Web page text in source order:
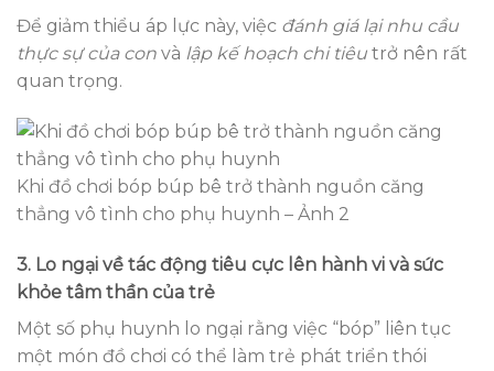
Để giảm thiểu áp lực này, việc đánh giá lại nhu cầu
thực sự của con và lập kế hoạch chi tiêu trở nên rất
quan trọng.
Khi đồ chơi bóp búp bê trở thành nguồn căng
thẳng vô tình cho phụ huynh – Ảnh 2
3. Lo ngại về tác động tiêu cực lên hành vi và sức
khỏe tâm thần của trẻ
Một số phụ huynh lo ngại rằng việc “bóp” liên tục
một món đồ chơi có thể làm trẻ phát triển thói